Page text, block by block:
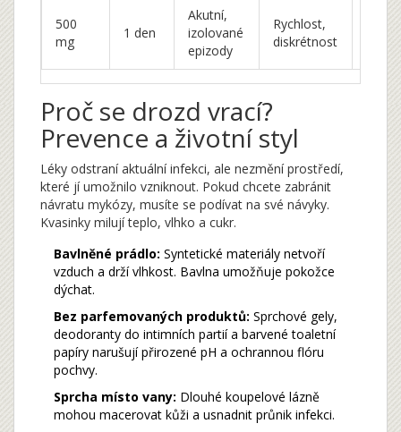
500
mg
1 den
Akutní,
izolované
epizody
Rychlost,
diskrétnost
Proč se drozd vrací?
Prevence a životní styl
Léky odstraní aktuální infekci, ale nezmění prostředí,
které jí umožnilo vzniknout. Pokud chcete zabránit
návratu mykózy, musíte se podívat na své návyky.
Kvasinky milují teplo, vlhko a cukr.
Bavlněné prádlo: Syntetické materiály netvoří
vzduch a drží vlhkost. Bavlna umožňuje pokožce
dýchat.
Bez parfemovaných produktů: Sprchové gely,
deodoranty do intimních partií a barvené toaletní
papíry narušují přirozené pH a ochrannou flóru
pochvy.
Sprcha místo vany: Dlouhé koupelové lázně
mohou macerovat kůži a usnadnit průnik infekci.